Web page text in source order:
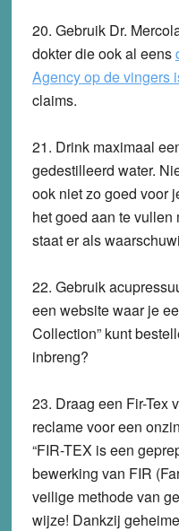
20. Gebruik Dr.
dokter die ook al eens
Agency op de vingers
claims.
21. Drink maximaal
gedestilleerd water.
ook niet zo goed voor
het goed aan te vullen
staat er als
22. Gebruik
een website waar je
Collection” kunt
inbreng?
23. Draag een Fir-Tex
reclame voor een
“FIR-TEX is een
bewerking van FIR
veilige methode van
wijze! Dankzij